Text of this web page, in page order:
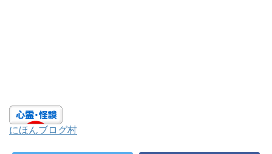
にほんブログ村